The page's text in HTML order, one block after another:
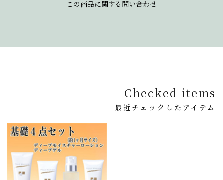
この商品に関する問い合わせ
Checked items
最近チェックしたアイテム